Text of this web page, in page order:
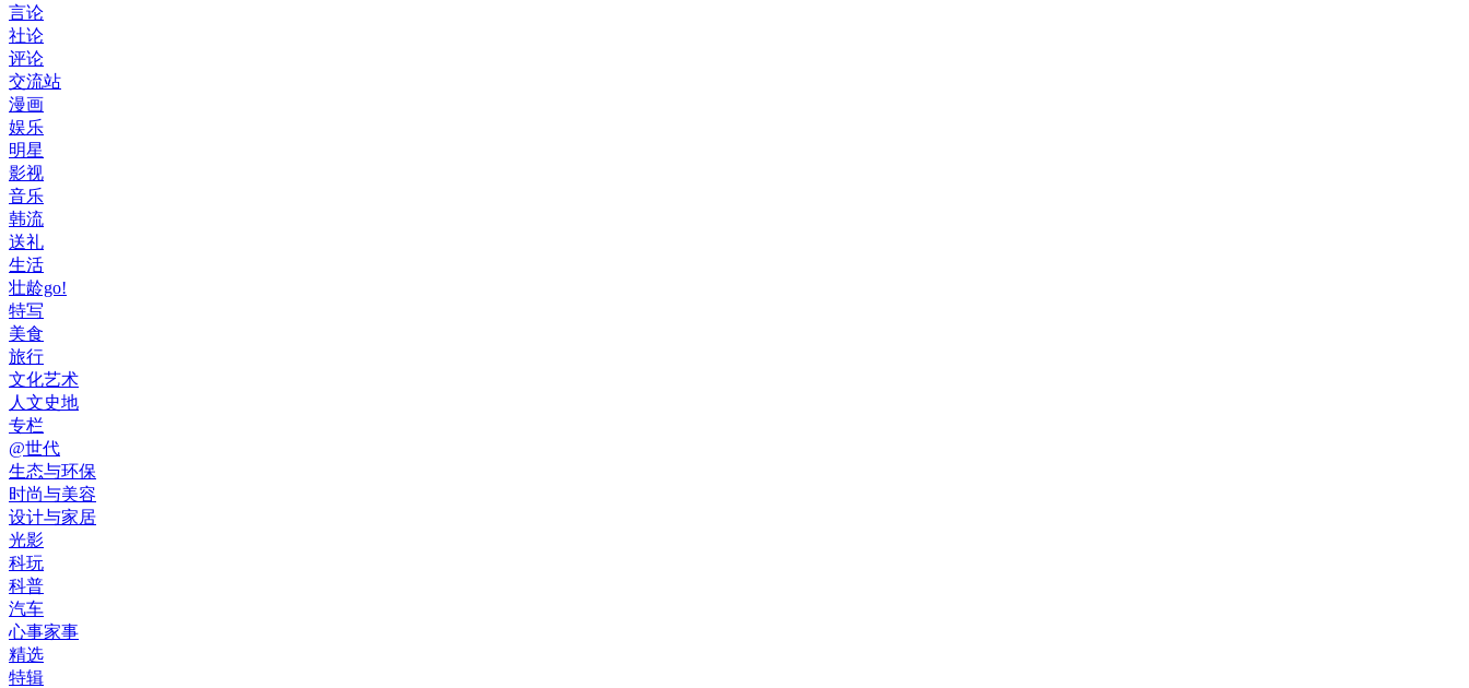
言论
社论
评论
交流站
漫画
娱乐
明星
影视
音乐
韩流
送礼
生活
壮龄go!
特写
美食
旅行
文化艺术
人文史地
专栏
@世代
生态与环保
时尚与美容
设计与家居
光影
科玩
科普
汽车
心事家事
精选
特辑